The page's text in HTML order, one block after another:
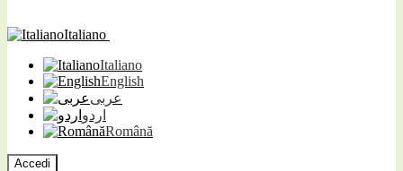
Italiano
Italiano
English
عربى
اردو
Română
Accedi